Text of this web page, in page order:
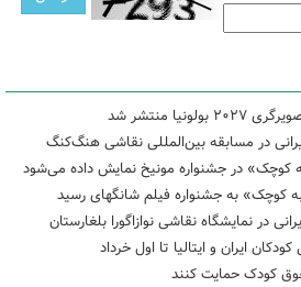
منتشر شد
در مسابقه بین‌المللی نقاشی هنگ‌کنگ
در جشنواره مونیخ نمایش داده می‌شود
کوچک» به جشنواره فیلم شانگهای رسید
ایران و ایتالیا تا اول خرداد
کودک‌ حمایت کنند